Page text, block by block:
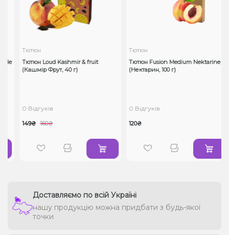
Тютюн
Тютюн Loud Kashmir & fruit
(Кашмір Фрут, 40 г)
0 Відгуків
149₴ 160₴
Тютюн
Тютюн Fusion Medium Nektarine
(Нектарин, 100 г)
0 Відгуків
120₴
Доставляємо по всій Україні
нашу продукцію можна придбати з будь-якої
точки